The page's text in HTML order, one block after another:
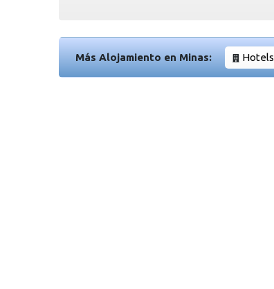
Más Alojamiento en Minas: Hotels